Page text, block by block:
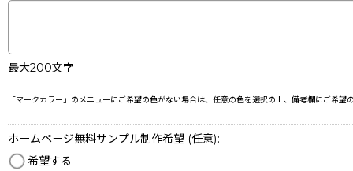
最大200文字
「マークカラー」のメニューにご希望の色がない場合は、任意の色を選択の上、備考欄にご希望
ホームページ無料サンプル制作希望 (任意):
希望する